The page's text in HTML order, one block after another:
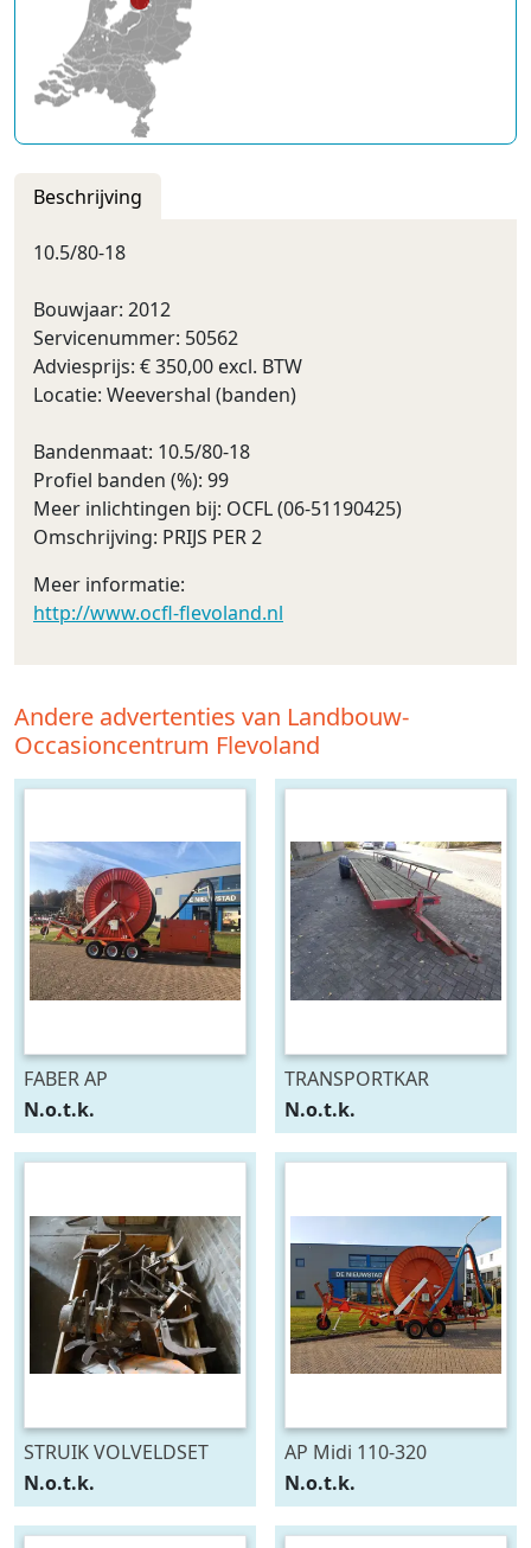
Beschrijving
10.5/80-18
Bouwjaar: 2012
Servicenummer: 50562
Adviesprijs: € 350,00 excl. BTW
Locatie: Weevershal (banden)
Bandenmaat: 10.5/80-18
Profiel banden (%): 99
Meer inlichtingen bij: OCFL (06-51190425)
Omschrijving: PRIJS PER 2
Meer informatie:
http://www.ocfl-flevoland.nl
Andere advertenties van Landbouw-
Occasioncentrum Flevoland
FABER AP
N.o.t.k.
TRANSPORTKAR
N.o.t.k.
STRUIK VOLVELDSET
N.o.t.k.
AP Midi 110-320
N.o.t.k.